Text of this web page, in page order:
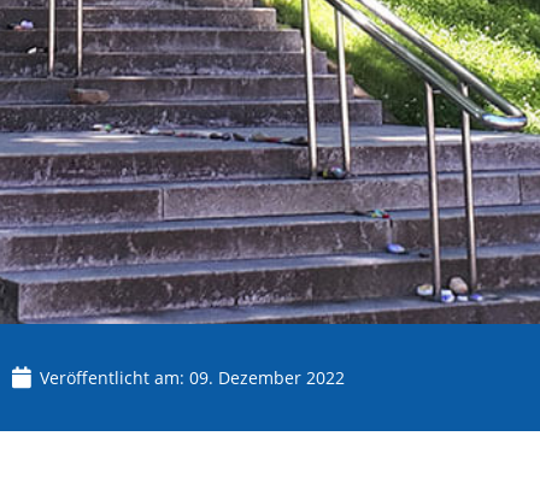
Veröffentlicht am: 09. Dezember 2022